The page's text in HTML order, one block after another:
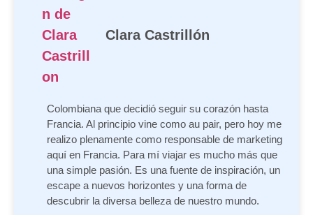
Clara Castrillón
Colombiana que decidió seguir su corazón hasta
Francia. Al principio vine como au pair, pero hoy me
realizo plenamente como responsable de marketing
aquí en Francia. Para mí viajar es mucho más que
una simple pasión. Es una fuente de inspiración, un
escape a nuevos horizontes y una forma de
descubrir la diversa belleza de nuestro mundo.